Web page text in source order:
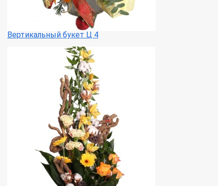
Вертикальный букет Ц 4